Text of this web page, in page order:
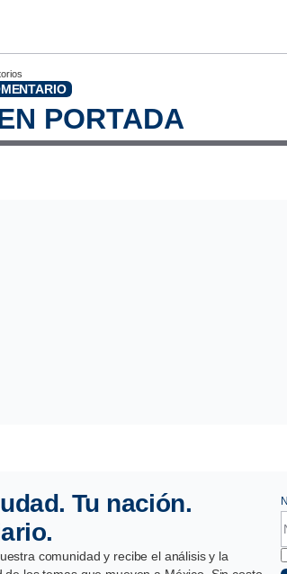
PORTADA
Tu nación.
comunidad y recibe el análisis y la